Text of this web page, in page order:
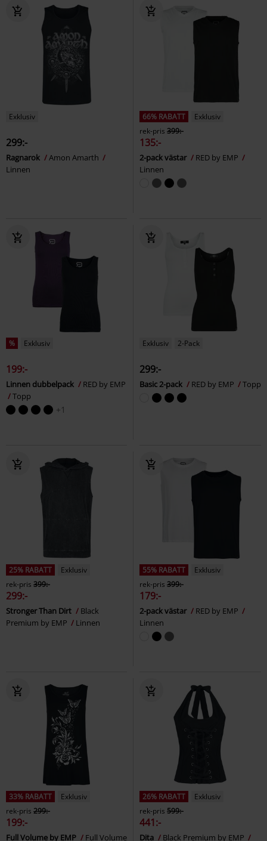
Exklusiv
299:-
Ragnarok
Amon Amarth
Linnen
66% RABATT
Exklusiv
rek-pris 399:-
135:-
2-pack västar
RED by EMP
Linnen
% Exklusiv
199:-
Linnen dubbelpack
RED by EMP
Topp
+1
Exklusiv 2-Pack
299:-
Basic 2-pack RED by EMP Topp
25% RABATT
Exklusiv
rek-pris 399:-
299:-
Stronger Than Dirt
Black
Premium by EMP
Linnen
55% RABATT
Exklusiv
rek-pris 399:-
179:-
2-pack västar
RED by EMP
Linnen
33% RABATT
Exklusiv
rek-pris 299:-
199:-
Full Volume by EMP
Full Volume
26% RABATT
Exklusiv
rek-pris 599:-
441:-
Dita
Black Premium by EMP